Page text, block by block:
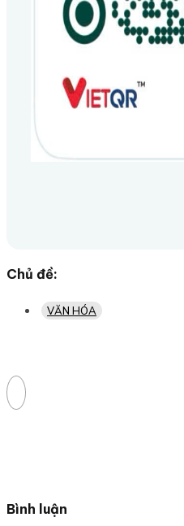
Chủ đề:
VĂN HÓA
Bình luận